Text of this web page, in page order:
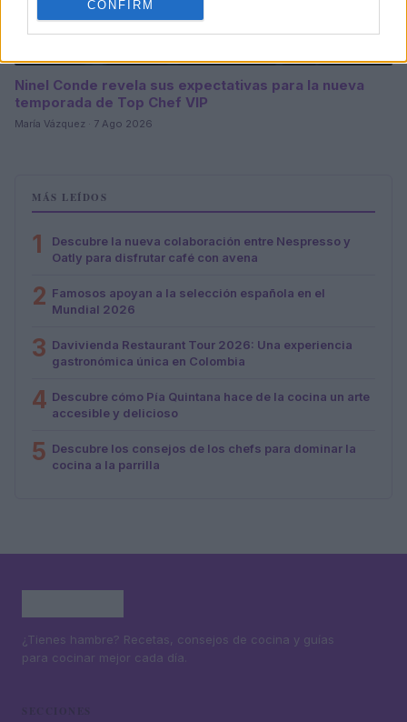
CONFIRM
Ninel Conde revela sus expectativas para la nueva
temporada de Top Chef VIP
María Vázquez · 7 Ago 2026
MÁS LEÍDOS
1
Descubre la nueva colaboración entre Nespresso y
Oatly para disfrutar café con avena
2 Famosos apoyan a la selección española en el
Mundial 2026
3 Davivienda Restaurant Tour 2026: Una experiencia
gastronómica única en Colombia
4 Descubre cómo Pía Quintana hace de la cocina un arte
accesible y delicioso
5 Descubre los consejos de los chefs para dominar la
cocina a la parrilla
¿Tienes hambre? Recetas, consejos de cocina y guías
para cocinar mejor cada día.